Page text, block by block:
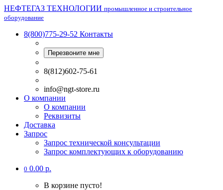
НЕФТЕГАЗ ТЕХНОЛОГИИ промышленное и строительное
оборудование
8(800)775-29-52 Контакты
Перезвоните мне
8(812)602-75-61
info@ngt-store.ru
О компании
О компании
Реквизиты
Доставка
Запрос
Запрос технической консультации
Запрос комплектующих к оборудованию
0 0.00 р.
В корзине пусто!